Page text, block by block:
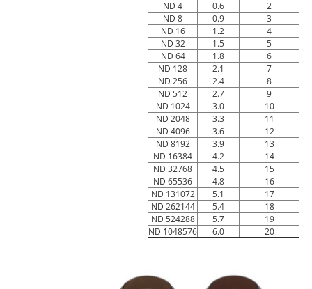
2
0.6
ND 4
3
0.9
ND 8
4
1.2
ND 16
5
1.5
ND 32
6
1.8
ND 64
7
2.1
ND 128
8
2.4
ND 256
9
2.7
ND 512
10
3.0
ND 1024
11
3.3
ND 2048
12
3.6
ND 4096
13
3.9
ND 8192
14
4.2
ND 16384
15
4.5
ND 32768
16
4.8
ND 65536
17
5.1
ND 131072
18
5.4
ND 262144
19
5.7
ND 524288
20
6.0
ND 1048576